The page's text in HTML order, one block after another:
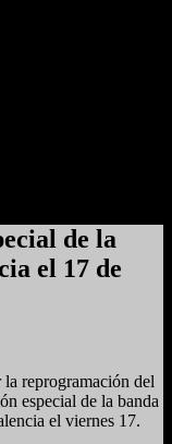
de la
el 17 de
reprogramación del
especial de la banda
el viernes 17.